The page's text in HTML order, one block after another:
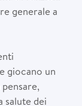
generale a
giocano un
salute dei